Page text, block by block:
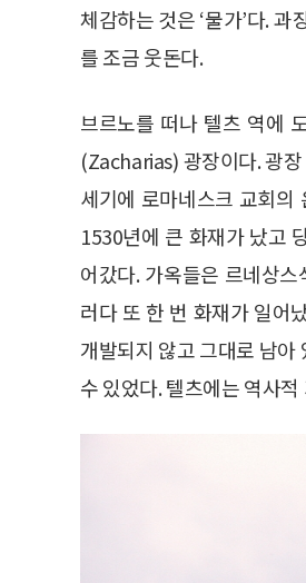
체감하는 것은 ‘물가’다.
를 조금 웃돈다.
브르노를 떠나 텔츠 역에
(Zacharias) 광장이다. 광
세기에 로마네스크 교회
1530년에 큰 화재가 났고
어갔다. 가옥들은 르네상
러다 또 한 번 화재가 일어
개발되지 않고 그대로 남
수 있었다. 텔츠에는 역사